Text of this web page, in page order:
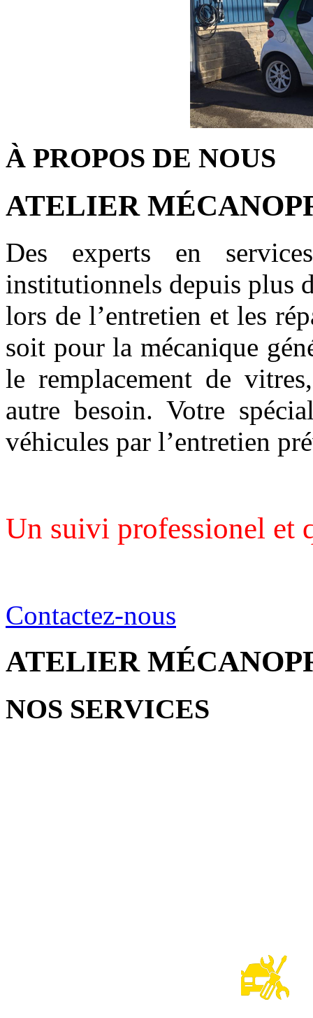
À PROPOS DE NOUS
ATELIER
Des experts en
institutionnels depuis plus
lors de l’entretien et les
soit pour la mécanique
le remplacement de
autre besoin. Votre
véhicules par l’entretien
Un suivi professionel et
Contactez-nous
ATELIER
NOS SERVICES